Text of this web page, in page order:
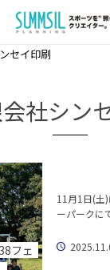
セイ印刷
社シン
フェ
11月1日(土
ーパーク